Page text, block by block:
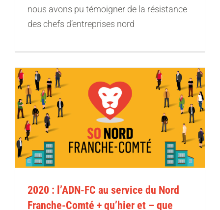
nous avons pu témoigner de la résistance
des chefs d’entreprises nord
2020 : l’ADN-FC au service du Nord
Franche-Comté + qu’hier et – que